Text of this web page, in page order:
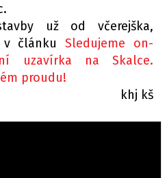
už od včerejška,
v článkuSledujeme on-
uzavírka na Skalce.
proudu!
khj kš